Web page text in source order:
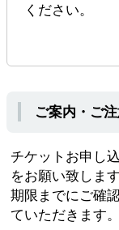
ください。
ご案内・ご
チケットお申し
をお願い致します
期限までにご確
ていただきます。